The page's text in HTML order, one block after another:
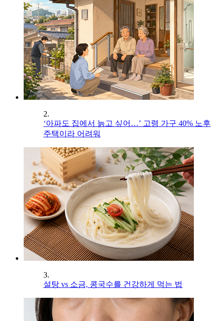
2.
‘아파도 집에서 늙고 싶어…’ 고령 가구 40% 노후
주택이라 어려워
3.
설탕 vs 소금, 콩국수를 건강하게 먹는 법